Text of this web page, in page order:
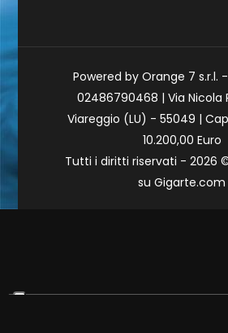
Powered by Orange 7 s.r.l. -
02486790468 | Via Nicola
Viareggio (LU) - 55049 |
10.200,00 Euro
Tutti i diritti riservati - 2026
su Gigarte.com